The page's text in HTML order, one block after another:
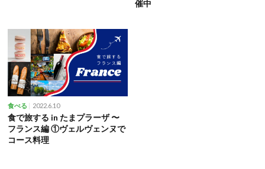
催中
食べる 2022.6.10
食で旅する in たまプラーザ 〜
フランス編 ①ヴェルヴェンヌで
コース料理